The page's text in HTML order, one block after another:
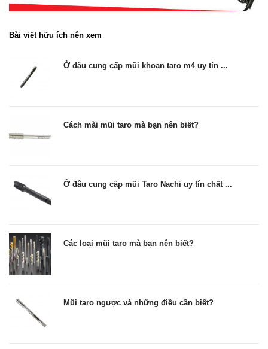
Bài viết hữu ích nên xem
Ở đâu cung cấp mũi khoan taro m4 uy tín ...
Cách mài mũi taro mà bạn nên biết?
Ở đâu cung cấp mũi Taro Nachi uy tín chất ...
Các loại mũi taro mà bạn nên biết?
Mũi taro ngược và những điều cần biết?